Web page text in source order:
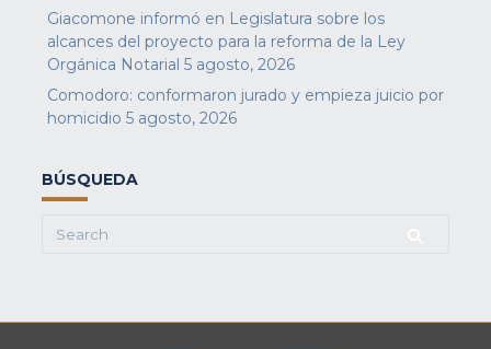
Giacomone informó en Legislatura sobre los
alcances del proyecto para la reforma de la Ley
Orgánica Notarial 5 agosto, 2026
Comodoro: conformaron jurado y empieza juicio por
homicidio 5 agosto, 2026
BÚSQUEDA
Search